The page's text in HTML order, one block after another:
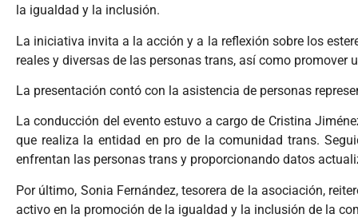
la igualdad y la inclusión.
La iniciativa invita a la acción y a la reflexión sobre los
reales y diversas de las personas trans, así como
La presentación contó con la asistencia de personas
La conducción del evento estuvo a cargo de Cristina
que realiza la entidad en pro de la comunidad trans.
enfrentan las personas trans y proporcionando datos
Por último, Sonia Fernández, tesorera de la asociación,
activo en la promoción de la igualdad y la inclusión de la